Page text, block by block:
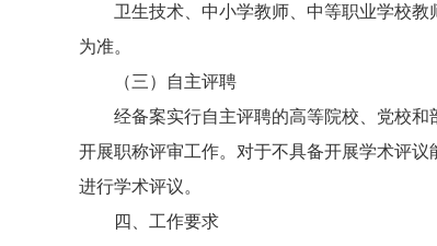
卫生技术、中小学教师、中等职业学校
为准。
（三）自主评聘
经备案实行自主评聘的高等院校、党校
开展职称评审工作。对于不具备开展学术评
进行学术评议。
四、工作要求